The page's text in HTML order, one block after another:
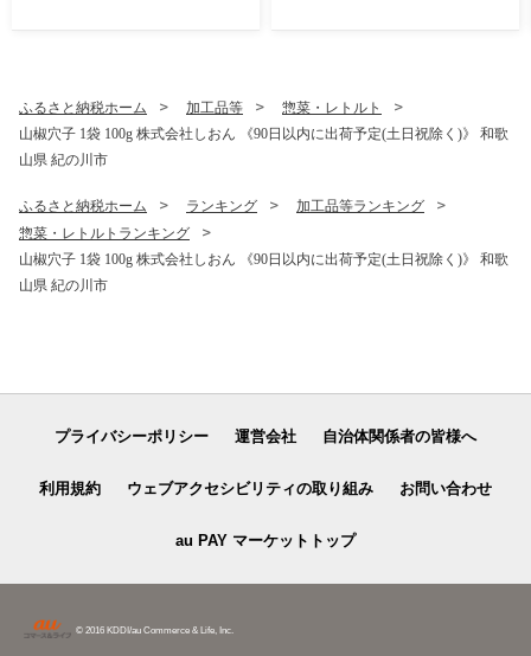
ふるさと納税ホーム 加工品等
惣菜・レトルト
山椒穴子 1袋 100g 株式会社しおん 《90日以内に出荷予定(土日祝除く)》 和歌
山県 紀の川市
ふるさと納税ホーム ランキング
加工品等ランキング
惣菜・レトルトランキング
山椒穴子 1袋 100g 株式会社しおん 《90日以内に出荷予定(土日祝除く)》 和歌
山県 紀の川市
プライバシーポリシー 運営会社 自治体関係者の皆様へ
利用規約 ウェブアクセシビリティの取り組み お問い合わせ
au PAY マーケットトップ
© 2016 KDDI/au Commerce & Life, Inc.